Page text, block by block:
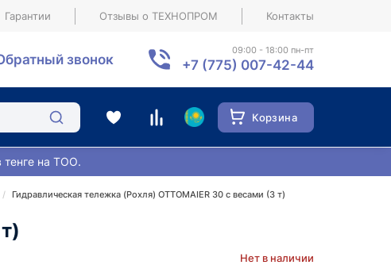
Гарантии Отзывы о ТЕХНОПРОМ Контакты
звонок
09:00 - 18:00 пн-пт
+7 (775) 007-42-44
Корзина
тенге на ТОО.
Гидравлическая тележка (Рохля) ОTTOМAIER 30 с весами (3 т)
Нет в наличии